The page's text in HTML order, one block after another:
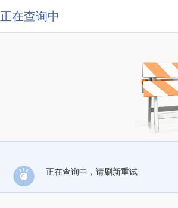
正在查询中
正在查询中，请刷新重试